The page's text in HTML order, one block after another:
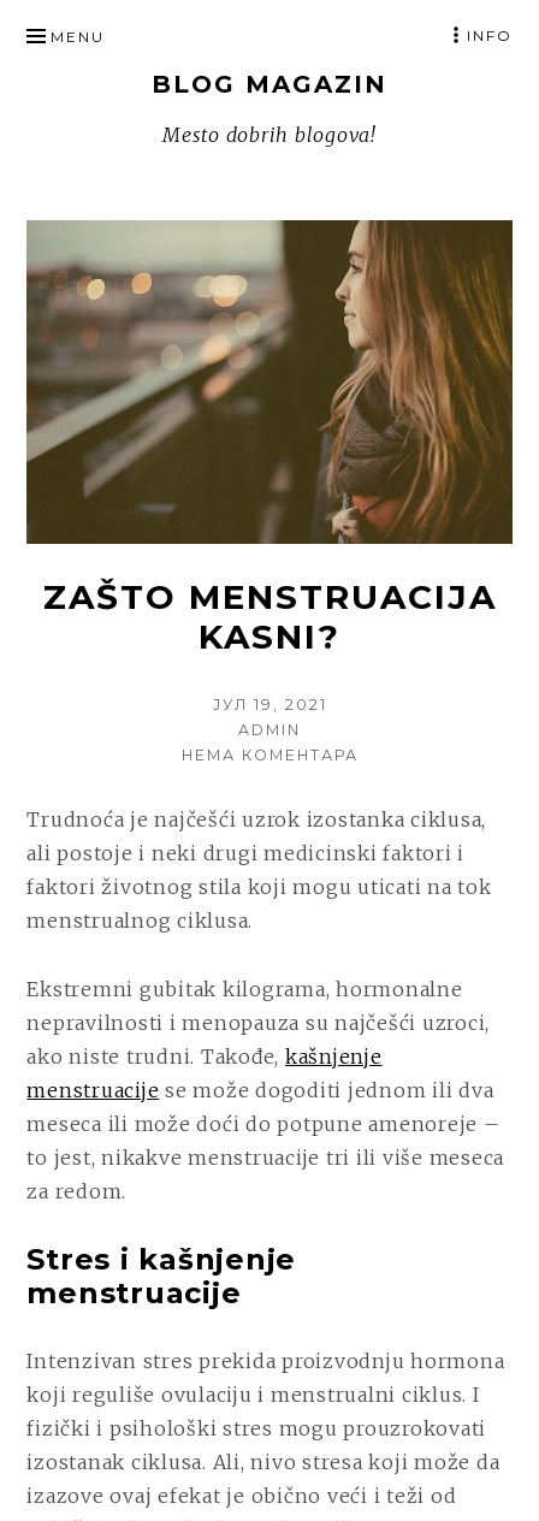
TO
BLOG MAGAZIN
Mesto dobrih blogova!
MENU INFO
ZAŠTO MENSTRUACIJA
KASNI?
POSTED
ON
ЈУЛ 19, 2021
AUTHOR
ADMIN
НЕМА КОМЕНТАРА
KASNI?
Trudnoća je najčešći uzrok izostanka ciklusa,
ali postoje i neki drugi medicinski faktori i
faktori životnog stila koji mogu uticati na tok
menstrualnog ciklusa.
Ekstremni gubitak kilograma, hormonalne
nepravilnosti i menopauza su najčešći uzroci,
ako niste trudni. Takođe, kašnjenje
menstruacije se može dogoditi jednom ili dva
meseca ili može doći do potpune amenoreje –
to jest, nikakve menstruacije tri ili više meseca
za redom.
Stres i kašnjenje
menstruacije
Intenzivan stres prekida proizvodnju hormona
koji reguliše ovulaciju i menstrualni ciklus. I
fizički i psihološki stres mogu prouzrokovati
izostanak ciklusa. Ali, nivo stresa koji može da
izazove ovaj efekat je obično veći i teži od